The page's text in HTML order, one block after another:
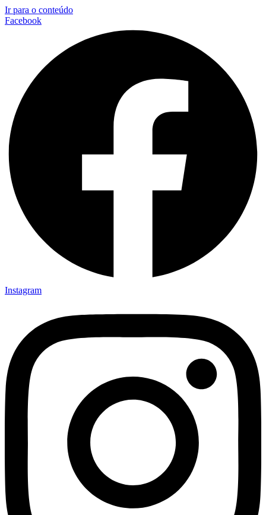
Ir para o conteúdo
Facebook
Instagram